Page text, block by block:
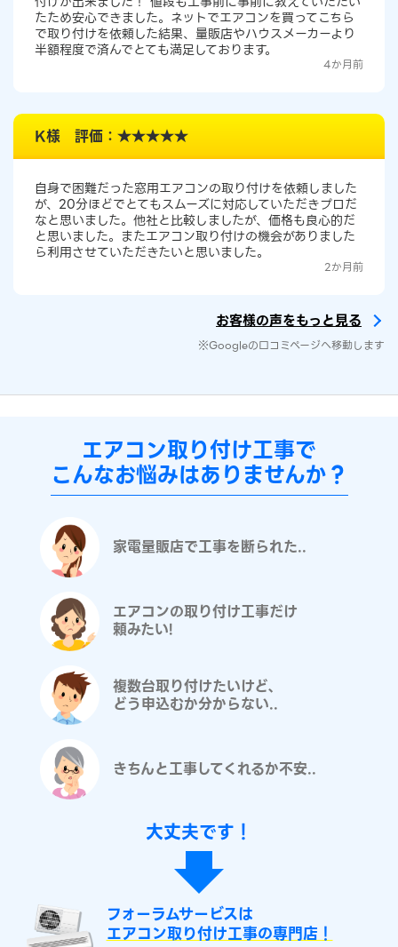
たため安心できました。ネットでエアコンを買ってこちら
で取り付けを依頼した結果、量販店やハウスメーカーより
半額程度で済んでとても満足しております。
4か月前
K様 評価：★★★★★
自身で困難だった窓用エアコンの取り付けを依頼しました
が、20分ほどでとてもスムーズに対応していただきプロだ
なと思いました。他社と比較しましたが、価格も良心的だ
と思いました。またエアコン取り付けの機会がありました
ら利用させていただきたいと思いました。
2か月前
お客様の声をもっと見る
※Googleの口コミページへ移動します
エアコン取り付け工事で
こんなお悩みはありませんか？
家電量販店で工事を断られた..
エアコンの取り付け工事だけ
頼みたい!
複数台取り付けたいけど、
どう申込むか分からない..
きちんと工事してくれるか不安..
大丈夫です！
フォーラムサービスは
エアコン取り付け工事の専門店！